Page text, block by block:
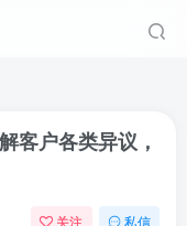
客户各类异议，
关注 私信